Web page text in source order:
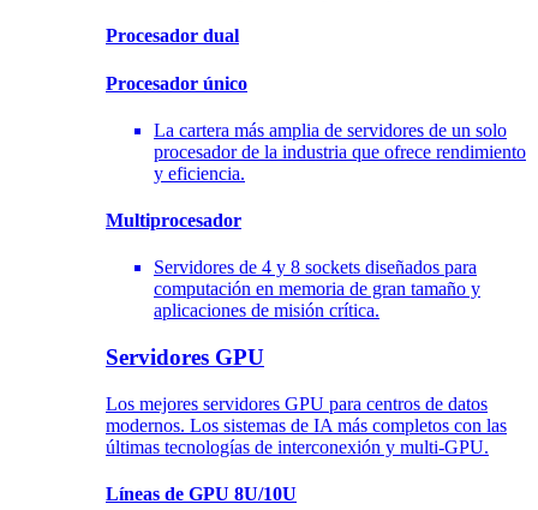
Procesador dual
Procesador único
La cartera más amplia de servidores de un solo
procesador de la industria que ofrece rendimiento
y eficiencia.
Multiprocesador
Servidores de 4 y 8 sockets diseñados para
computación en memoria de gran tamaño y
aplicaciones de misión crítica.
Servidores GPU
Los mejores servidores GPU para centros de datos
modernos. Los sistemas de IA más completos con las
últimas tecnologías de interconexión y multi-GPU.
Líneas de GPU 8U/10U